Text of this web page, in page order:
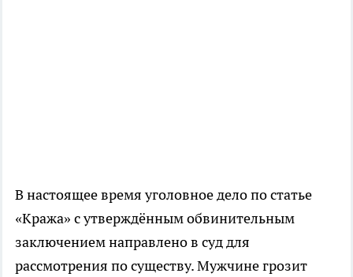
В настоящее время уголовное дело по статье
«Кража» с утверждённым обвинительным
заключением направлено в суд для
рассмотрения по существу. Мужчине грозит